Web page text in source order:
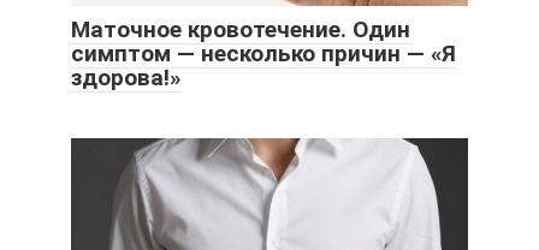
Маточное кровотечение. Один
симптом — несколько причин — «Я
здорова!»